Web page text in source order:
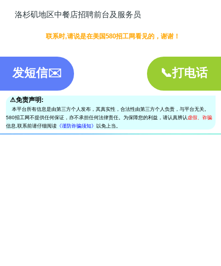
洛杉矶地区中餐店招聘前台及服务员
联系时,请说是在美国580招工网看见的，谢谢！
📞打电话
发短信✉️
⚠︎免责声明:
本平台所有信息是由第三方个人发布，其真实性，合法性由第三方个人负责，与平台无关。
580招工网不提供任何保证，亦不承担任何法律责任。为保障您的利益，请认真辨认 虚假、诈骗
信息,联系前请仔细阅读《谨防诈骗须知》 以免上当。